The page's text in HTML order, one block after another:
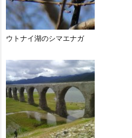
ウトナイ湖のシマエナガ